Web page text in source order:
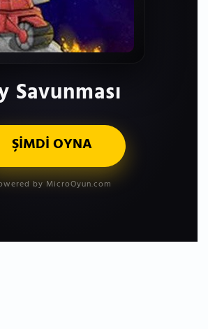
Savunması
ŞİMDİ OYNA
by MicroOyun.com